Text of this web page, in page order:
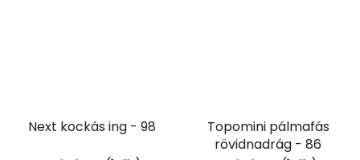
Next kockás ing - 98
Topomini pálmafás
rövidnadrág - 86